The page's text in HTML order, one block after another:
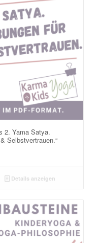
2. Yama Satya.
Selbstvertrauen.“
Details anzeigen